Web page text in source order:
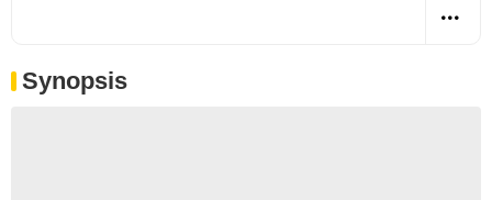
Synopsis